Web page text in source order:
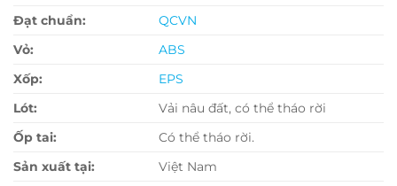
Đạt chuẩn:
QCVN
Vỏ:
ABS
Xốp:
EPS
Lót:
Vải nâu đất, có thể tháo rời
Ốp tai:
Có thể tháo rời.
Sản xuất tại:
Việt Nam